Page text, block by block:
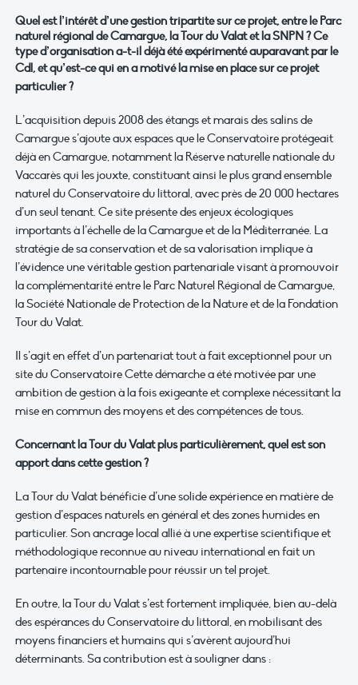
Quel est l’intérêt d’une gestion tripartite sur ce projet, entre le Parc
naturel régional de Camargue, la Tour du Valat et la SNPN ? Ce
type d’organisation a-t-il déjà été expérimenté auparavant par le
Cdl, et qu’est-ce qui en a motivé la mise en place sur ce projet
particulier ?
L’acquisition depuis 2008 des étangs et marais des salins de
Camargue s’ajoute aux espaces que le Conservatoire protégeait
déjà en Camargue, notamment la Réserve naturelle nationale du
Vaccarès qui les jouxte, constituant ainsi le plus grand ensemble
naturel du Conservatoire du littoral, avec près de 20 000 hectares
d’un seul tenant. Ce site présente des enjeux écologiques
importants à l’échelle de la Camargue et de la Méditerranée. La
stratégie de sa conservation et de sa valorisation implique à
l’évidence une véritable gestion partenariale visant à promouvoir
la complémentarité entre le Parc Naturel Régional de Camargue,
la Société Nationale de Protection de la Nature et de la Fondation
Tour du Valat.
Il s’agit en effet d’un partenariat tout à fait exceptionnel pour un
site du Conservatoire Cette démarche a été motivée par une
ambition de gestion à la fois exigeante et complexe nécessitant la
mise en commun des moyens et des compétences de tous.
Concernant la Tour du Valat plus particulièrement, quel est son
apport dans cette gestion ?
La Tour du Valat bénéficie d’une solide expérience en matière de
gestion d’espaces naturels en général et des zones humides en
particulier. Son ancrage local allié à une expertise scientifique et
méthodologique reconnue au niveau international en fait un
partenaire incontournable pour réussir un tel projet.
En outre, la Tour du Valat s’est fortement impliquée, bien au-delà
des espérances du Conservatoire du littoral, en mobilisant des
moyens financiers et humains qui s’avèrent aujourd’hui
déterminants. Sa contribution est à souligner dans :